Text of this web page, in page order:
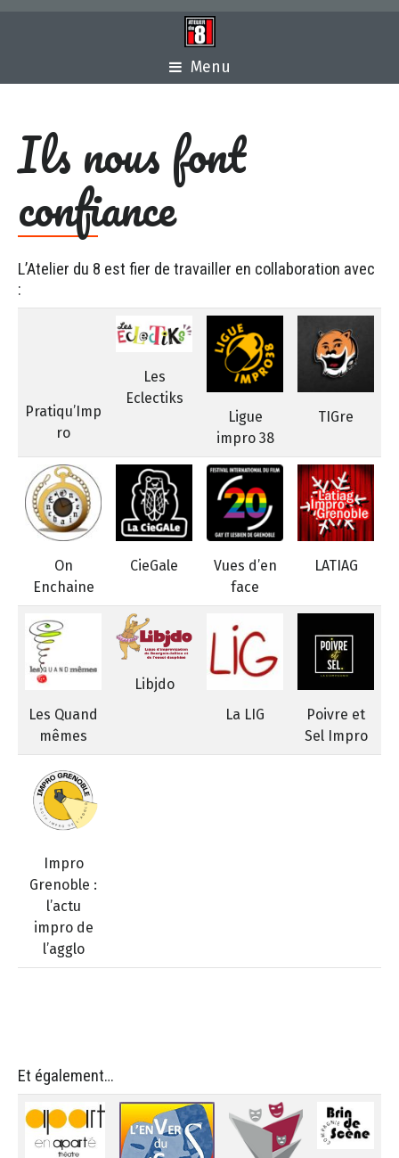
Menu
Ils nous font
confiance
L’Atelier du 8 est fier de travailler en collaboration avec
:
Pratiqu’Imp
ro
Les
Eclectiks
Ligue
impro 38
TIGre
On
Enchaine
CieGale
Vues d’en
face
LATIAG
Les Quand
mêmes
Libjdo
La LIG
Poivre et
Sel Impro
Impro
Grenoble :
l’actu
impro de
l’agglo
Et également…